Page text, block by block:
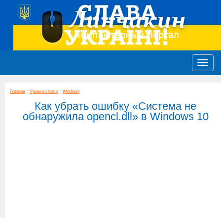
Главная» Уроки и статьи» Windows
Как убрать ошибку «Система не
обнаружила opencl.dll» в Windows 10